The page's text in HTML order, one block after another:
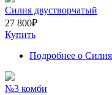
Силия двустворчатый
27 800₽
Купить
Подробнее о
№3 комби